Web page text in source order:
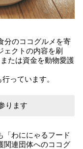
分のココグルメを寄
ェクトの内容を刷
たは資金を動物愛護
っています。
ります
「わににゃるフード
関連団体へのココグ